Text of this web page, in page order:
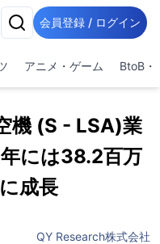
会員登録 / ログイン
アニメ・ゲーム BtoB・
機 (S - LSA)業
には38.2百万
成長
QY Research株式会社